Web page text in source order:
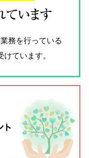
ています
務を行っている
ています。